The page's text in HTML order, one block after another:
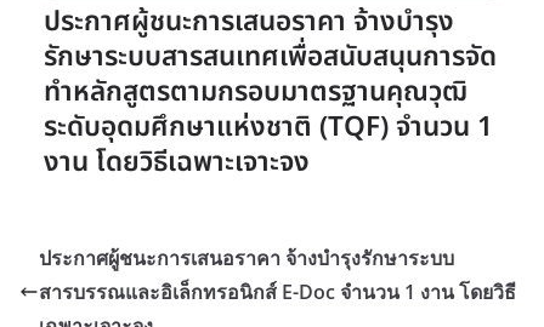
ประกาศผู้ชนะการเสนอราคา จ้างบำรุง
รักษาระบบสารสนเทศเพื่อสนับสนุนการจัด
ทำหลักสูตรตามกรอบมาตรฐานคุณวุฒิ
ระดับอุดมศึกษาแห่งชาติ (TQF) จำนวน 1
งาน โดยวิธีเฉพาะเจาะจง
ประกาศผู้ชนะการเสนอราคา จ้างบำรุงรักษาระบบ
สารบรรณและอิเล็กทรอนิกส์ E-Doc จำนวน 1 งาน โดยวิธี